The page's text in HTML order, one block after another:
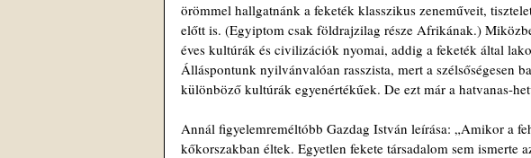
örömmel hallgatnánk a feketék klasszikus zeneműveit,
előtt is. (Egyiptom csak földrajzilag része Afrikának.)
éves kultúrák és civilizációk nyomai, addig a feketék által
Álláspontunk nyilvánvalóan rasszista, mert a szélsőségesen
különböző kultúrák egyenértékűek. De ezt már a hatvanas-
Annál figyelemreméltóbb Gazdag István leírása: „Amikor a
kőkorszakban éltek. Egyetlen fekete társadalom sem ismerte